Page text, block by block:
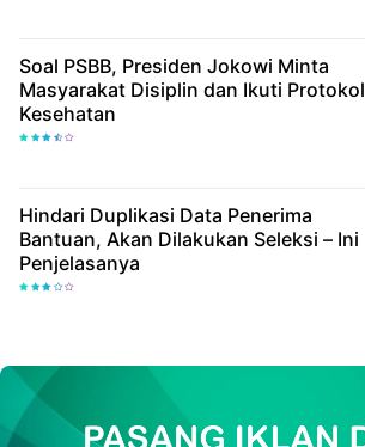
Soal PSBB, Presiden Jokowi Minta
Masyarakat Disiplin dan Ikuti Protokol
Kesehatan
Hindari Duplikasi Data Penerima
Bantuan, Akan Dilakukan Seleksi – Ini
Penjelasanya